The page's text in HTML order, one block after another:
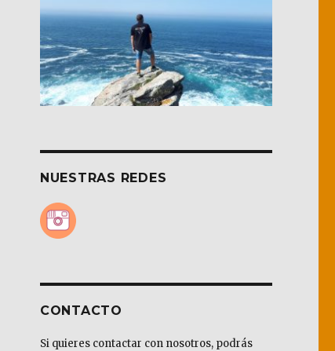
NUESTRAS REDES
CONTACTO
Si quieres contactar con nosotros, podrás